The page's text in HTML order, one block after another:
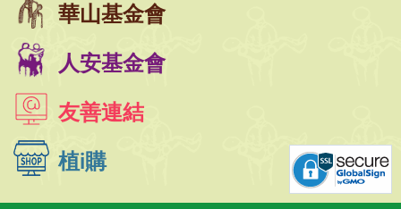
華山基金會
人安基金會
友善連結
植i購